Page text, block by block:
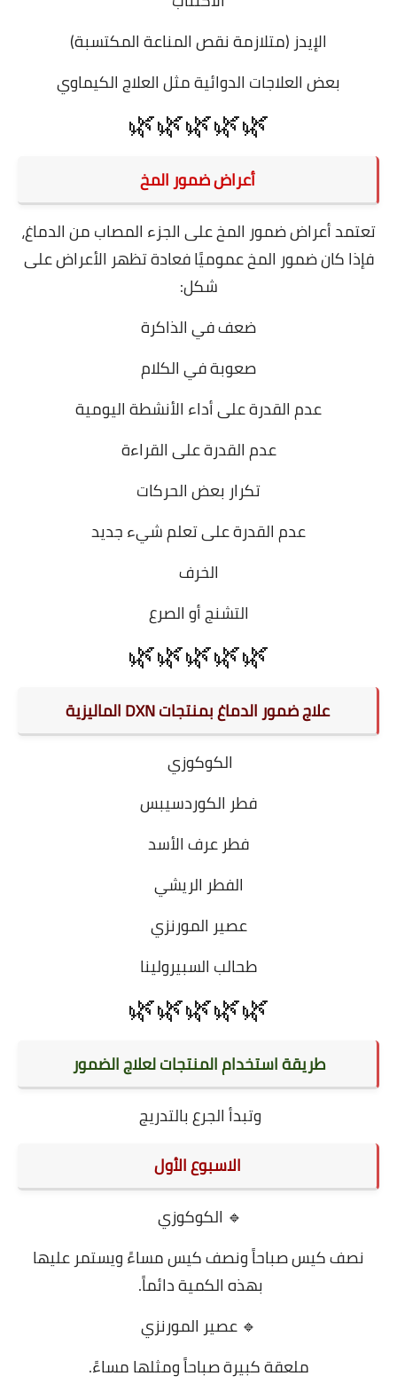
الإيدز (متلازمة نقص المناعة المكتسبة)
بعض العلاجات الدوائية مثل العلاج الكيماوي
🌿🌿🌿🌿🌿
أعراض ضمور المخ
تعتمد أعراض ضمور المخ على الجزء المصاب من الدماغ،
فإذا كان ضمور المخ عموميًا فعادة تظهر الأعراض على
شكل:
ضعف في الذاكرة
صعوبة في الكلام
عدم القدرة على أداء الأنشطة اليومية
عدم القدرة على القراءة
تكرار بعض الحركات
عدم القدرة على تعلم شيء جديد
الخرف
التشنج أو الصرع
🌿🌿🌿🌿🌿
علاج ضمور الدماغ بمنتجات DXN الماليزية
الكوكوزي
فطر الكوردسيبس
فطر عرف الأسد
الفطر الريشي
عصير المورنزي
طحالب السبيرولينا
🌿🌿🌿🌿🌿
طريقة استخدام المنتجات لعلاج الضمور
وتبدأ الجرع بالتدريج
الاسبوع الأول
🔹 الكوكوزي
نصف كيس صباحاً ونصف كيس مساءً ويستمر عليها
بهذه الكمية دائماً.
🔹 عصير المورنزي
ملعقة كبيرة صباحاً ومثلها مساءً.